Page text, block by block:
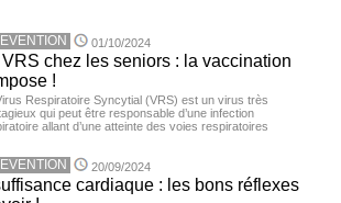
01/10/2024
VRS chez les seniors : la vaccination
!
Respiratoire Syncytial (VRS) est un virus très
qui peut être responsable d’une infection
allant d’une atteinte des voies respiratoires
20/09/2024
cardiaque : les bons réflexes